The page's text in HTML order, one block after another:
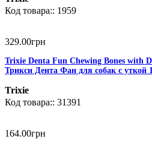
1959
329.00грн
Trixie Denta Fun Chewing Bones with
Трикси Дента Фан для собак с уткой
Trixie
31391
164.00грн